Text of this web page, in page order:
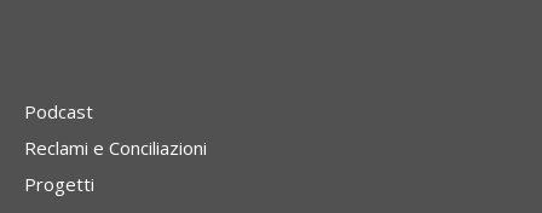
Podcast
Reclami e Conciliazioni
Progetti